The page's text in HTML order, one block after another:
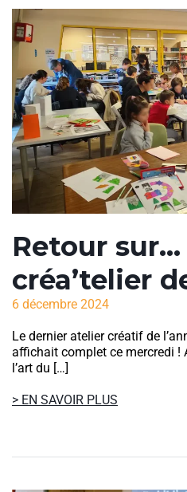
Retour sur…
créa’telier
6 décembre 2024
Le dernier atelier créatif de
affichait complet ce mercredi !
l’art du […]
> EN SAVOIR PLUS